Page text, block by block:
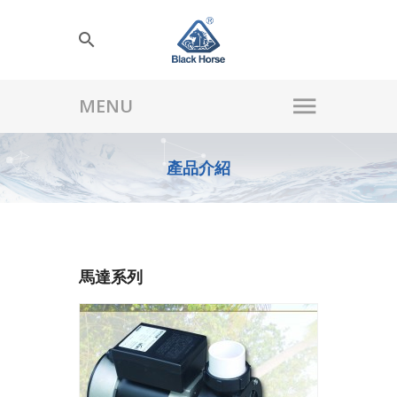
產品介紹
馬達系列